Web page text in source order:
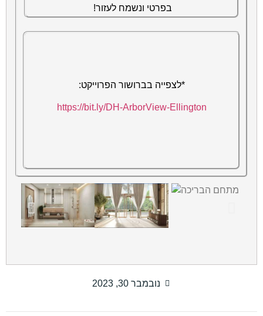
בפרטי ונשמח לעזור!
*לצפייה בברושור הפרוייקט:
https://bit.ly/DH-ArborView-Ellington
נובמבר 30, 2023